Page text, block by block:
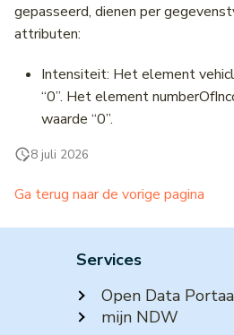
gepasseerd, dienen per
attributen:
Intensiteit: Het element
“0”. Het element
waarde “0”.
8 juli 2026
Ga terug naar de vorige pagina
Services
Open Data
mijn NDW